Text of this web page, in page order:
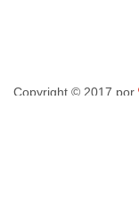
Copyright © 2017 por